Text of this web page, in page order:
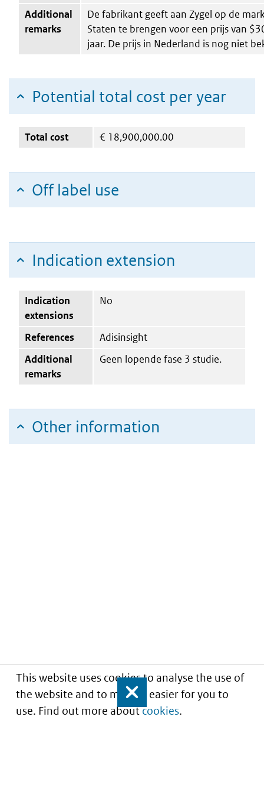
This website uses cookies to analyse the use of
the website and to make it easier for you to
use. Find out more aboutcookies.
Close
Additional
remarks
De fabrikant geeft aan Zygel op de
Staten te brengen voor een prijs van
jaar. De prijs in Nederland is nog niet
Potential total cost per year
Total cost € 18,900,000.00
Off label use
Indication extension
Indication
extensions
No
References
Adisinsight
Additional
remarks
Geen lopende fase 3 studie.
Other information